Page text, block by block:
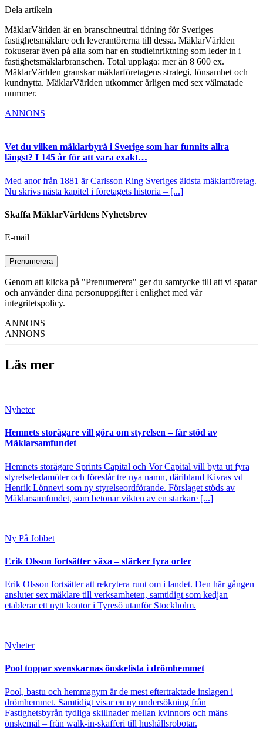
Dela artikeln
MäklarVärlden är en branschneutral tidning för Sveriges
fastighetsmäklare och leverantörerna till dessa. MäklarVärlden
fokuserar även på alla som har en studieinriktning som leder in i
fastighetsmäklarbranschen. Total upplaga: mer än 8 600 ex.
MäklarVärlden granskar mäklarföretagens strategi, lönsamhet och
kundnytta. MäklarVärlden utkommer årligen med sex välmatade
nummer.
ANNONS
Vet du vilken mäklarbyrå i Sverige som har funnits allra
längst? I 145 år för att vara exakt…
Med anor från 1881 är Carlsson Ring Sveriges äldsta mäklarföretag.
Nu skrivs nästa kapitel i företagets historia – [...]
Skaffa MäklarVärldens Nyhetsbrev
E-mail
Prenumerera
Genom att klicka på "Prenumerera" ger du samtycke till att vi sparar
och använder dina personuppgifter i enlighet med vår
integritetspolicy.
ANNONS
ANNONS
Läs mer
Nyheter
Hemnets storägare vill göra om styrelsen – får stöd av
Mäklarsamfundet
Hemnets storägare Sprints Capital och Vor Capital vill byta ut fyra
styrelseledamöter och föreslår tre nya namn, däribland Kivras vd
Henrik Lönnevi som ny styrelseordförande. Förslaget stöds av
Mäklarsamfundet, som betonar vikten av en starkare [...]
Ny På Jobbet
Erik Olsson fortsätter växa – stärker fyra orter
Erik Olsson fortsätter att rekrytera runt om i landet. Den här gången
ansluter sex mäklare till verksamheten, samtidigt som kedjan
etablerar ett nytt kontor i Tyresö utanför Stockholm.
Nyheter
Pool toppar svenskarnas önskelista i drömhemmet
Pool, bastu och hemmagym är de mest eftertraktade inslagen i
drömhemmet. Samtidigt visar en ny undersökning från
Fastighetsbyrån tydliga skillnader mellan kvinnors och mäns
önskemål – från walk-in-skafferi till hushållsrobotar.